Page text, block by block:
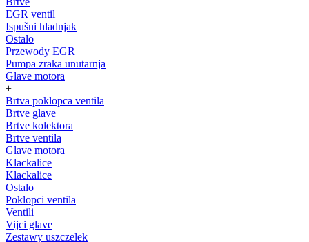
EGR ventil
Ispušni hladnjak
Ostalo
Przewody EGR
Pumpa zraka unutarnja
Glave motora
+
Brtva poklopca ventila
Brtve glave
Brtve kolektora
Brtve ventila
Glave motora
Klackalice
Klackalice
Ostalo
Poklopci ventila
Ventili
Vijci glave
Zestawy uszczelek